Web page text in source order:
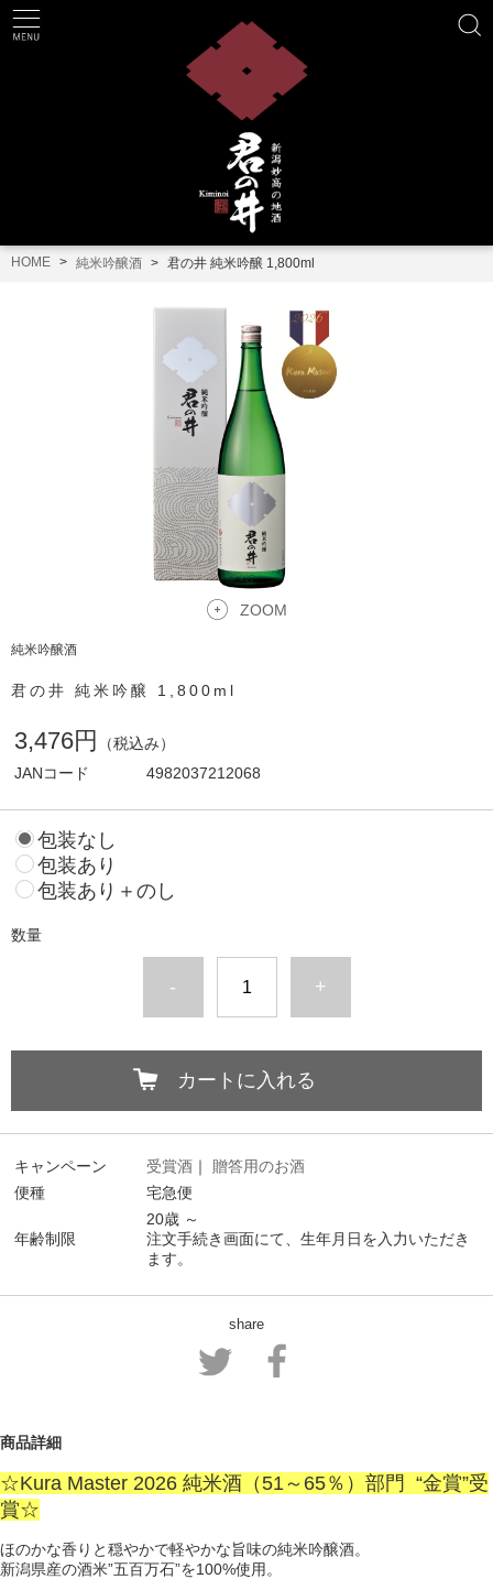
HOME 純米吟醸酒 君の井 純米吟醸 1,800ml
ZOOM
純米吟醸酒
君の井 純米吟醸 1,800ml
3,476円
（税込み）
JANコード
4982037212068
包装なし
包装あり
包装あり＋のし
数量
- +
カートに入れる
キャンペーン 受賞酒 ｜ 贈答用のお酒
便種
宅急便
年齢制限
20歳 ～
注文手続き画面にて、生年月日を入力いただき
ます。
share
商品詳細
☆Kura Master 2026 純米酒（51～65％） 部門 “金賞”受
賞☆
ほのかな香りと穏やかで軽やかな旨味の純米吟醸酒。
新潟県産の酒米”五百万石”を100%使用。